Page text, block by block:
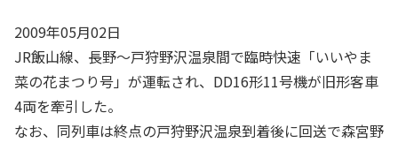
2009年05月02日
JR飯山線、長野～戸狩野沢温泉間で臨時快速「いいやま
菜の花まつり号」が運転され、DD16形11号機が旧形客車
4両を牽引した。
なお、同列車は終点の戸狩野沢温泉到着後に回送で森宮野